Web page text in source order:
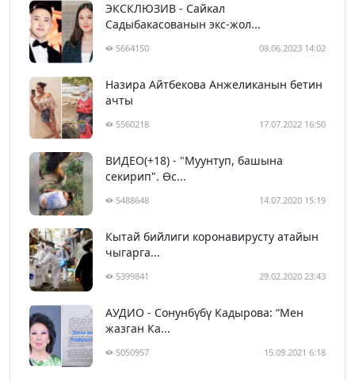
ЭКСКЛЮЗИВ - Сайкал
Садыбакасованын экс-жол...
5664150 08.06.2023 14:02
Назира Айтбекова Анжеликанын бетин
ачты
5560218 17.07.2022 16:50
ВИДЕО(+18) - "Муунтуп, башына
секирип". Өс...
5488648 14.07.2020 15:19
Кытай бийлиги коронавирусту атайын
чыгарга...
5399841 29.02.2020 23:43
АУДИО - Сонунбүбү Кадырова: “Мен
жазган Ка...
5050957 15.09.2021 6:18